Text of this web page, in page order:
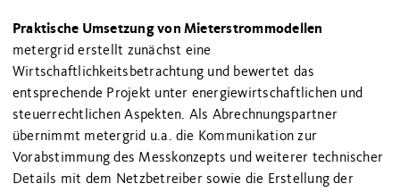
Praktische Umsetzung von Mieterstrommodellen
metergrid erstellt zunächst eine
Wirtschaftlichkeitsbetrachtung und bewertet das
entsprechende Projekt unter energiewirtschaftlichen und
steuerrechtlichen Aspekten. Als Abrechnungspartner
übernimmt metergrid u.a. die Kommunikation zur
Vorabstimmung des Messkonzepts und weiterer technischer
Details mit dem Netzbetreiber sowie die Erstellung der